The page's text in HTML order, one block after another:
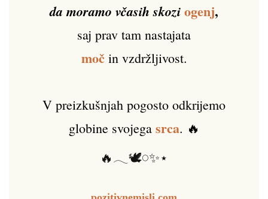
da moramo včasih skoziogenj,
saj prav tam nastajata
močin vzdržljivost.
V preizkušnjah pogosto odkrijemo
globine svojega srca. 🔥
🔥𓂃🕊️𓏸✨⋆